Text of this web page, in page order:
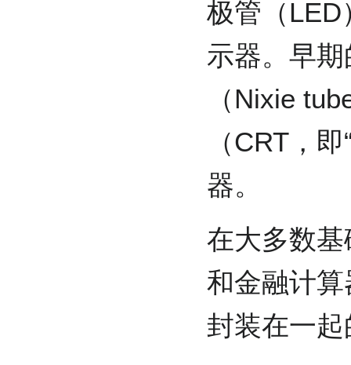
极管（LED
示器。早
（Nixie
（CRT，
器。
在大多数
和金融计
封装在一起